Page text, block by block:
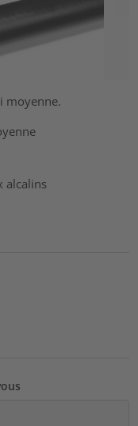
moyenne.
alcalins